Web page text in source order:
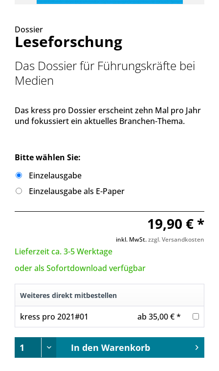
Dossier
Leseforschung
Das Dossier für Führungskräfte bei
Medien
Das kress pro Dossier erscheint zehn Mal pro Jahr
und fokussiert ein aktuelles Branchen-Thema.
Bitte wählen Sie:
Einzelausgabe
Einzelausgabe als E-Paper
19,90 € *
inkl. MwSt.zzgl. Versandkosten
Lieferzeit ca. 3-5 Werktage
oder als Sofortdownload verfügbar
Weiteres direkt mitbestellen
kress pro 2021#01 ab 35,00 € *
In den Warenkorb